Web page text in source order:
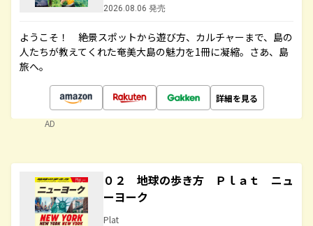
2026.08.06 発売
ようこそ！ 絶景スポットから遊び方、カルチャーまで、島の
人たちが教えてくれた奄美大島の魅力を1冊に凝縮。さあ、島
旅へ。
詳細を見る
AD
０２ 地球の歩き方 Ｐｌａｔ ニュ
ーヨーク
Plat